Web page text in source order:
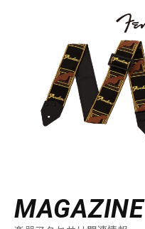
MAGAZINE